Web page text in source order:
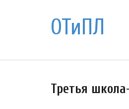
ОТиПЛ
Третья